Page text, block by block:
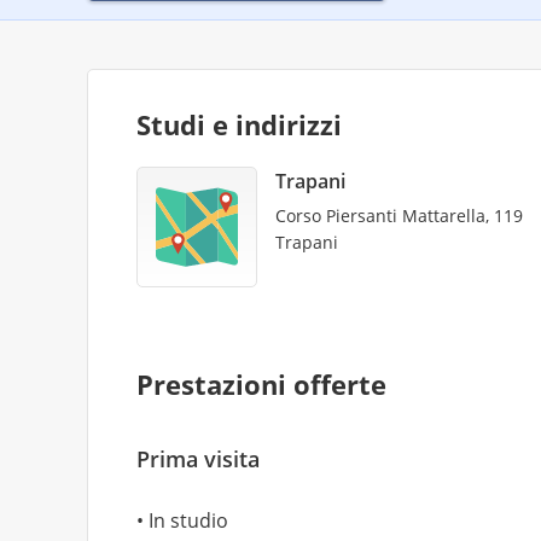
Studi e indirizzi
Trapani
Corso Piersanti Mattarella, 119
Trapani
Prestazioni offerte
Prima visita
In studio